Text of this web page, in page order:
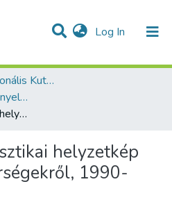
Log In (current)
& Collections
DSpace
ELTE KRTK Regionális Kutatások Intézete
Tanulmányok - magyar nyelvű (RKI)
Társadalomstatisztikai helyzetkép az aprófalvas térségekről, 1990-2011
helyzetkép
1990-